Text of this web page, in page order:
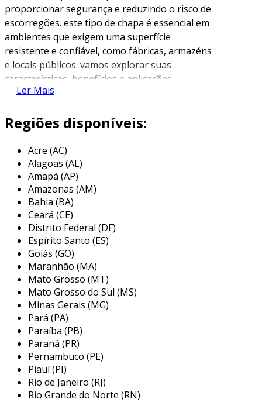
proporcionar segurança e reduzindo o risco de
escorregões. este tipo de chapa é essencial em
ambientes que exigem uma superfície
resistente e confiável, como fábricas, armazéns
e locais públicos. vamos explorar suas
características, benefícios e aplicações.
antiderrapante
diferentes materiais, como aço, alumínio e
plástico. cada material tem suas
particularidades, mas todas possuem um
padrão texturizado que melhora a aderência.
entre as principais características, podemos
destacar:
textura superficial
antiderrapante facilita a tração dos pés e
das rodas, minimizando riscos de quedas.
resistência: estas chapas são duráveis e
capazes de suportar cargas pesadas,
mesmo em condições exigentes.
variedade de tamanhos
diferentes medidas, as chapas podem ser
adaptadas a diversas necessidades.
fácil instalação: podem ser cortadas e
Ler Mais
Regiões disponíveis:
Acre (AC)
Alagoas (AL)
Amapá (AP)
Amazonas (AM)
Bahia (BA)
Ceará (CE)
Distrito Federal (DF)
Espírito Santo (ES)
Goiás (GO)
Maranhão (MA)
Mato Grosso (MT)
Mato Grosso do Sul (MS)
Minas Gerais (MG)
Pará (PA)
Paraíba (PB)
Paraná (PR)
Pernambuco (PE)
Piauí (PI)
Rio de Janeiro (RJ)
Rio Grande do Norte (RN)